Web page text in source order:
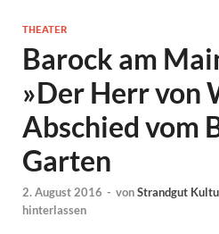
THEATER
Barock am
»Der Herr von
Abschied vom
Garten
2. August 2016 - vonStrandgut
hinterlassen